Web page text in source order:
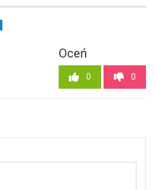
Oceń
0 0